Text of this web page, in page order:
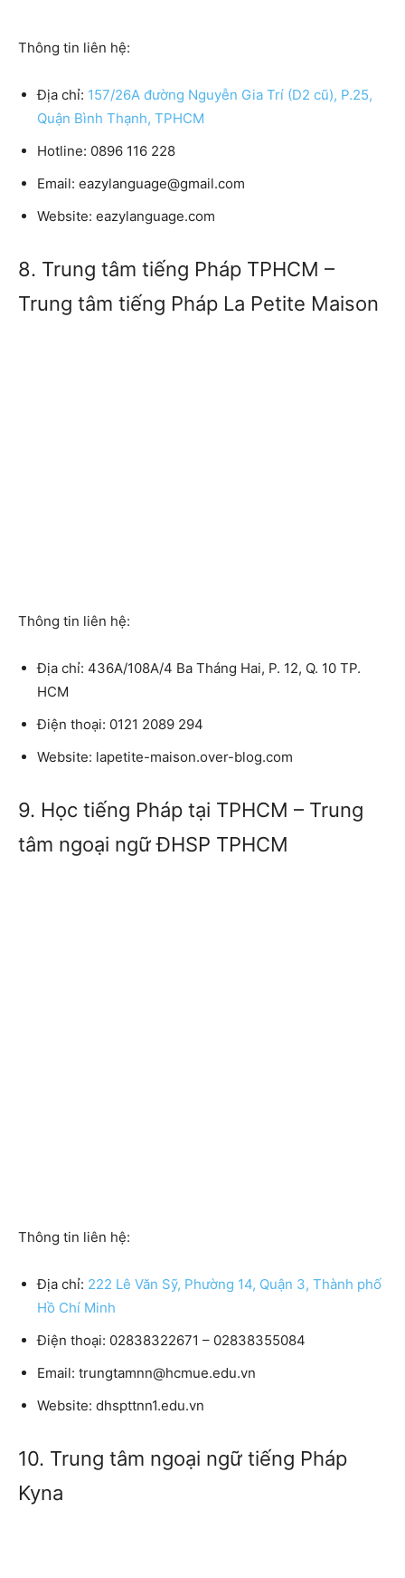
Thông tin liên hệ:
Địa chỉ: 157/26A đường Nguyễn Gia Trí (D2 cũ), P.25,
Quận Bình Thạnh, TPHCM
Hotline: 0896 116 228
Email: eazylanguage@gmail.com
Website: eazylanguage.com
8. Trung tâm tiếng Pháp TPHCM –
Trung tâm tiếng Pháp La Petite Maison
Thông tin liên hệ:
Địa chỉ: 436A/108A/4 Ba Tháng Hai, P. 12, Q. 10 TP.
HCM
Điện thoại: 0121 2089 294
Website: lapetite-maison.over-blog.com
9. Học tiếng Pháp tại TPHCM – Trung
tâm ngoại ngữ ĐHSP TPHCM
Thông tin liên hệ:
Địa chỉ: 222 Lê Văn Sỹ, Phường 14, Quận 3, Thành phố
Hồ Chí Minh
Điện thoại: 02838322671 – 02838355084
Email: trungtamnn@hcmue.edu.vn
Website: dhspttnn1.edu.vn
10. Trung tâm ngoại ngữ tiếng Pháp
Kyna